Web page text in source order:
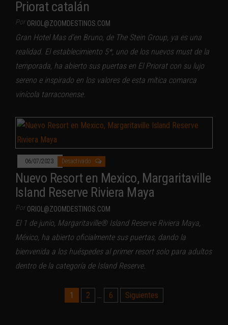
Priorat catalán
Por ORIOL@ZOOMDESTINOS.COM
Gran Hotel Mas d’en Bruno, de The Stein Group, ya es una
realidad. El establecimiento 5*, uno de los nuevos must de la
temporada, ha abierto sus puertas en El Priorat con su lujo
sereno e inspirado en los valores de esta mítica comarca
vinícola tarraconense.
06/07/2023 Desactivado
Nuevo Resort en Mexico, Margaritaville
Island Reserve Riviera Maya
Por ORIOL@ZOOMDESTINOS.COM
El 1 de junio, Margaritaville® Island Reserve Riviera Maya,
México, ha abierto oficialmente sus puertas, dando la
bienvenida a los huéspedes al primer resort solo para adultos
dentro de la categoría de Island Reserve.
Paginación1 2 6 Siguientes